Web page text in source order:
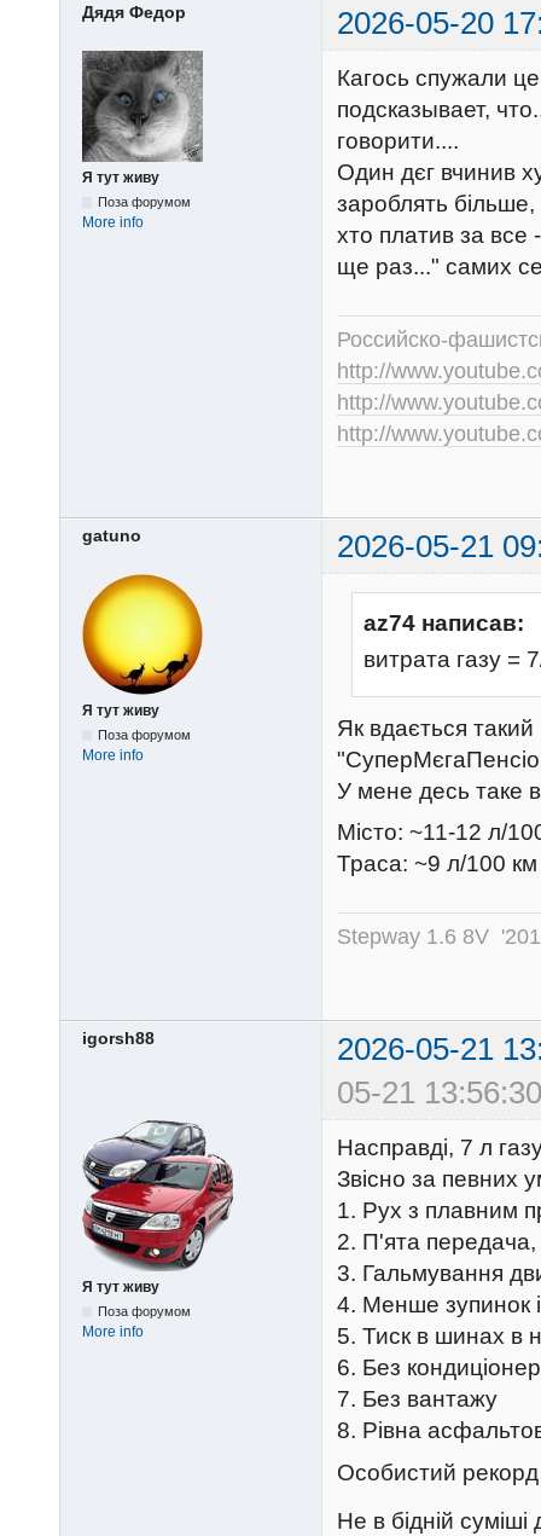
Дядя Федор 2026-05-20
Я тут живу
Поза форумом
More info
Кагось спужали
подсказывает,
говорити....
Один дєг вчинив
зароблять
хто платив за все
ще раз..." самих
Российско-
http://
http://
http://
gatuno 2026-05-21
Я тут живу
Поза форумом
More info
az74 написав:
витрата газу =
Як вдається
У мене десь таке
Місто: ~11-12 л/
Траса: ~9 л/100 км
Stepway 1.6 8V
igorsh88
2026-05-21
05-21
Я тут живу
Поза форумом
More info
Насправді, 7 л
Звісно за певних
1. Рух з плавним
2. П'ята
3. Гальмування
4. Менше зупинок
5. Тиск в шинах в
6. Без
7. Без вантажу
8. Рівна
Особистий
Не в бідній